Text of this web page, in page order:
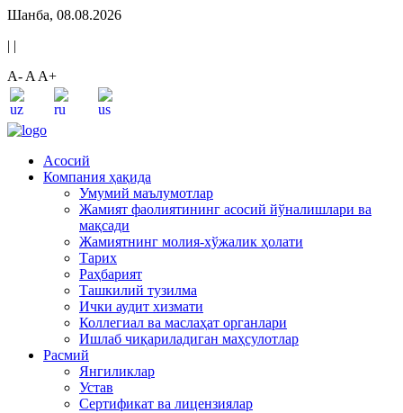
Шанба, 08.08.2026
| |
A- A A+
Асосий
Компания ҳақида
Умумий маълумотлар
Жамият фаолиятининг асосий йўналишлари ва
мақсади
Жамиятнинг молия-хўжалик ҳолати
Тарих
Раҳбарият
Ташкилий тузилма
Ички аудит хизмати
Коллегиал ва маслаҳат органлари
Ишлаб чиқариладиган маҳсулотлар
Расмий
Янгиликлар
Устав
Сертификат ва лицензиялар